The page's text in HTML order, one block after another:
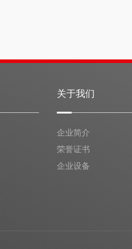
关于我们
企业简介
荣誉证书
企业设备